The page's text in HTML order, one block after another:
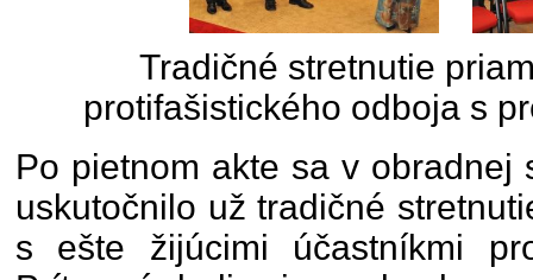
Tradičné stretnutie
protifašistického odboja s
Po pietnom akte sa v obradnej
uskutočnilo už tradičné
s ešte žijúcimi účastníkmi